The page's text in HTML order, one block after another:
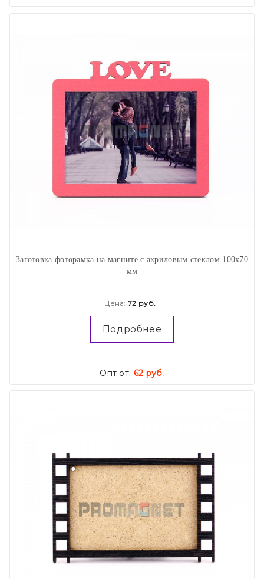
Заготовка фоторамка на магните с акриловым стеклом 100х70
мм
Цена: 72 руб.
Подробнее
Опт от: 62 руб.